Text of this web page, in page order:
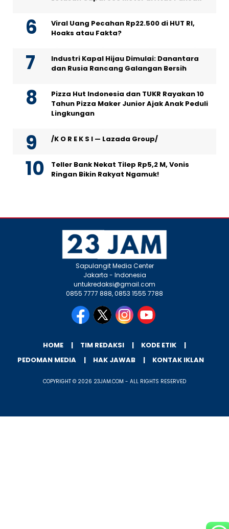
Viral Uang Pecahan Rp22.500 di HUT RI,
Hoaks atau Fakta?
Industri Kapal Hijau Dimulai: Danantara
dan Rusia Rancang Galangan Bersih
Pizza Hut Indonesia dan TUKR Rayakan 10
Tahun Pizza Maker Junior Ajak Anak Peduli
Lingkungan
/K O R E K S I — Lazada Group/
Teller Bank Nekat Tilep Rp5,2 M, Vonis
Ringan Bikin Rakyat Ngamuk!
Sapulangit Media Center
Jakarta - Indonesia
untukredaksi@gmail.com
0855 7777 888, 0853 1555 7788
HOME TIM REDAKSI
KODE ETIK
PEDOMAN MEDIA
HAK JAWAB KONTAK IKLAN
COPYRIGHT © 2026 23JAM.COM - ALL RIGHTS RESERVED